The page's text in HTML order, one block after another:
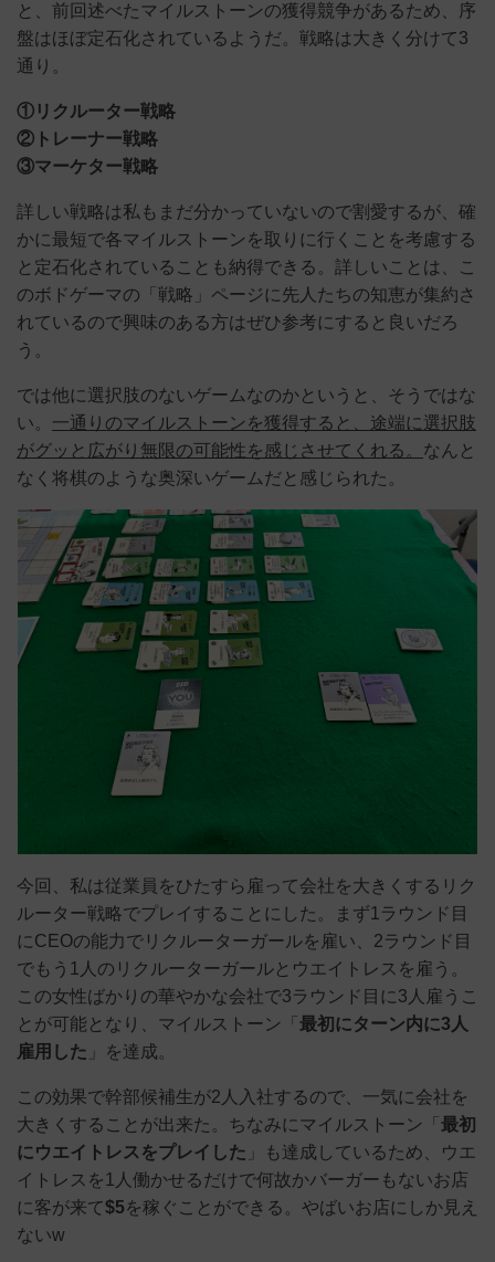
と、前回述べたマイルストーンの獲得競争があるため、序
盤はほぼ定石化されているようだ。戦略は大きく分けて3
通り。
①リクルーター戦略
②トレーナー戦略
③マーケター戦略
詳しい戦略は私もまだ分かっていないので割愛するが、確
かに最短で各マイルストーンを取りに行くことを考慮する
と定石化されていることも納得できる。詳しいことは、こ
のボドゲーマの「戦略」ページに先人たちの知恵が集約さ
れているので興味のある方はぜひ参考にすると良いだろ
う。
では他に選択肢のないゲームなのかというと、そうではな
い。 一通りのマイルストーンを獲得すると、途端に選択肢
がグッと広がり無限の可能性を感じさせてくれる。 なんと
なく将棋のような奥深いゲームだと感じられた。
今回、私は従業員をひたすら雇って会社を大きくするリク
ルーター戦略でプレイすることにした。まず1ラウンド目
にCEOの能力でリクルーターガールを雇い、2ラウンド目
でもう1人のリクルーターガールとウエイトレスを雇う。
この女性ばかりの華やかな会社で3ラウンド目に3人雇うこ
とが可能となり、マイルストーン「 最初にターン内に3人
雇用した 」を達成。
この効果で幹部候補生が2人入社するので、一気に会社を
大きくすることが出来た。ちなみにマイルストーン「 最初
にウエイトレスをプレイした 」も達成しているため、ウエ
イトレスを1人働かせるだけで何故かバーガーもないお店
に客が来て$5を稼ぐことができる。やばいお店にしか見え
ないw